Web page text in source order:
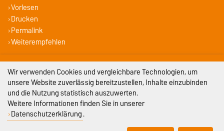
Vorlesen
Drucken
Permalink
Weiterempfehlen
Datenschutz
Barrierefreiheit
Cookie-Einstellungen
Wir verwenden Cookies und vergleichbare Technologien, um
unsere Website zuverlässig bereitzustellen, Inhalte einzubinden
und die Nutzung statistisch auszuwerten.
Weitere Informationen finden Sie in unserer
Datenschutzerklärung.